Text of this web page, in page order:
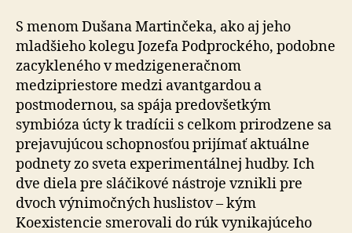
S menom Dušana Martinčeka, ako aj jeho
mladšieho kolegu Jozefa Podprockého, podobne
zacykleného v medzigeneračnom
medzipriestore medzi avantgardou a
postmodernou, sa spája predovšetkým
symbióza úcty k tradícii s celkom prirodzene sa
prejavujúcou schopnosťou prijímať aktuálne
podnety zo sveta experimentálnej hudby. Ich
dve diela pre sláčikové nástroje vznikli pre
dvoch výnimočných huslistov – kým
Koexistencie smerovali do rúk vynikajúceho